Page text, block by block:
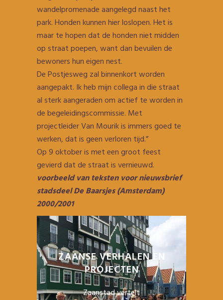
wandelpromenade aangelegd naast het
park. Honden kunnen hier loslopen. Het is
maar te hopen dat de honden niet midden
op straat poepen, want dan bevuilen de
bewoners hun eigen nest.
De Postjesweg zal binnenkort worden
aangepakt. Ik heb mijn collega in die straat
al sterk aangeraden om actief te worden in
de begeleidingscommissie. Met
projectleider Van Mourik is immers goed te
werken, dat is geen verloren tijd.”
Op 9 oktober is met een groot feest
gevierd dat de straat is vernieuwd.
voorbeeld van teksten voor nieuwsbrief
stadsdeel De Baarsjes (Amsterdam)
2000/2001
ZAANSE VERHALEN EN
PROJECTEN
Zaanstad vertelt